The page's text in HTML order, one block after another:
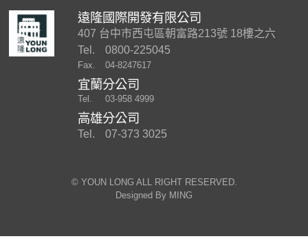
遠隆國際開發有限公司
407 台中市西屯區朝富路213號 18樓之六
Tel.
0800-225045
Fax. 04-8247617
宜蘭分公司
Tel. 03-958 4999
高雄分公司
Tel. 07-373 3025
©︎ YOUN LONG ALL RIGHT RESERVED.
Designed By MING